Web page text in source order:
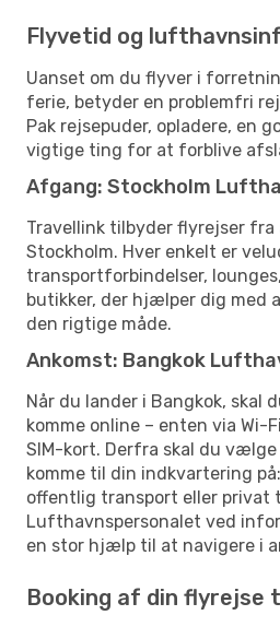
Flyvetid og
Uanset om du flyver i
ferie, betyder en problemfri
Pak rejsepuder, opladere, en
vigtige ting for at forblive
Afgang: Stockholm
Travellink tilbyder flyrejser
Stockholm. Hver enkelt er
transportforbindelser,
butikker, der hjælper dig med
den rigtige måde.
Ankomst: Bangkok
Når du lander i Bangkok, skal
komme online – enten via Wi-
SIM-kort. Derfra skal du
komme til din indkvartering
offentlig transport eller privat
Lufthavnspersonalet ved
en stor hjælp til at navigere i
Booking af din